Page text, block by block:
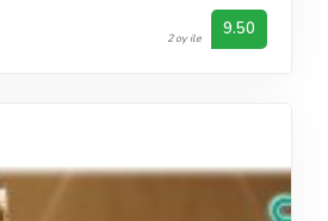
2 oy ile 9.50